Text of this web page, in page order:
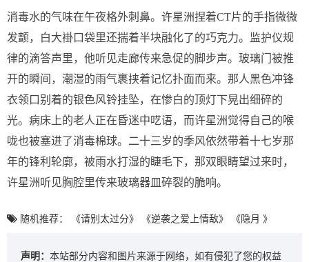
消毒水的气味在午夜格外刺鼻。许星洲捏着CT片的手指微微
发颤，白大褂口袋里还揣着半块融化了的巧克力。监护仪规
律的滴答声里，他听见走廊传来急促的脚步声。玻璃门被推
开的瞬间，潮湿的雨气裹挟着记忆扑面而来。那人黑色冲锋
衣领口别着的银色风铃挂坠，在惨白的顶灯下晃出细碎的
光。病床上的老人正在昏迷中呓语，而许星洲觉得自己的喉
咙也被塞进了消毒棉球。二十三岁的季风依然带着十七岁那
年的锋利轮廓，被雨水打湿的睫毛下，那双眼睛望过来时，
许星洲听见胸腔里传来玻璃器皿碎裂的脆响。
随机推荐： 《请别太过分》 《逆袭之爱上情敌》 《隐月 》
声明： 本站部分内容和图片来源于网络，如有侵犯了您的权益